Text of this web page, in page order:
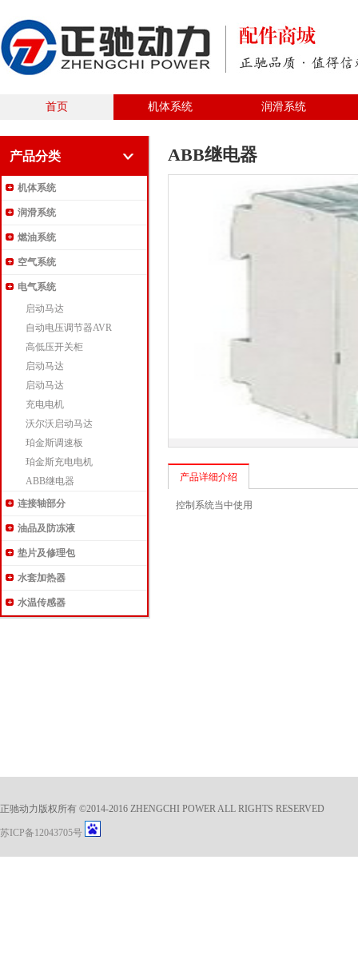
首页 机体系统 润滑系统
产品分类
机体系统
润滑系统
燃油系统
空气系统
电气系统
启动马达
自动电压调节器AVR
高低压开关柜
启动马达
启动马达
充电电机
沃尔沃启动马达
珀金斯调速板
珀金斯充电电机
ABB继电器
连接轴部分
油品及防冻液
垫片及修理包
水套加热器
水温传感器
ABB继电器
产品详细介绍
控制系统当中使用
正驰动力版权所有 ©2014-2016 ZHENGCHI POWER ALL RIGHTS RESERVED
苏ICP备12043705号